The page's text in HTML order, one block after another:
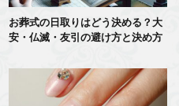
お葬式の日取りはどう決める？大
安・仏滅・友引の避け方と決め方